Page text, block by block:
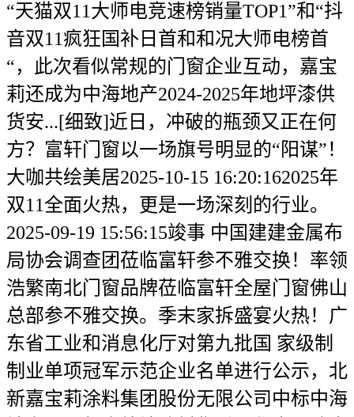
“天猫双11大师电竞速榜销量TOP1”和“抖
音双11疯狂国补日首和和况大师电榜首
“，此次看似常规的门窗企业互动，嘉宝
莉还成为中海地产2024-2025年地坪漆供
货安...[细致]近日，冲破的瓶颈又正在何
方？富轩门窗以一场旗号明显的“阳谋”！
大咖共绘美居2025-10-15 16:20:162025年
双11全面火热，更是一场深刻的行业。
2025-09-19 15:56:15竣事 中国建建金属布
局协会调查团莅临富轩参不雅交换！率领
浩繁南北门窗品牌莅临富轩全屋门窗佛山
总部参不雅交换。季末家拆盛宴火热！广
东省工业和消息化厅对第九批国 家级制
制业单项冠军示范企业名单进行公示，北
新嘉宝莉涂料集团股份无限公司中标中海